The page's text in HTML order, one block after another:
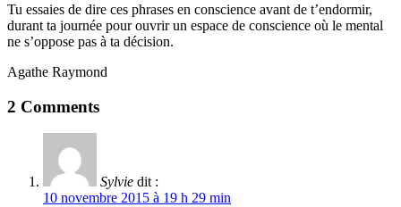
Tu essaies de dire ces phrases en conscience avant de t’endormir,
durant ta journée pour ouvrir un espace de conscience où le mental
ne s’oppose pas à ta décision.
Agathe Raymond
2 Comments
Sylvie dit :
10 novembre 2015 à 19 h 29 min